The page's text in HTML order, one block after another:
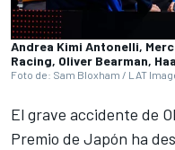
Andrea Kimi Antonelli,
Racing, Oliver Bearman,
Foto de: Sam Bloxham / LAT
El grave accidente de
Premio de Japón ha